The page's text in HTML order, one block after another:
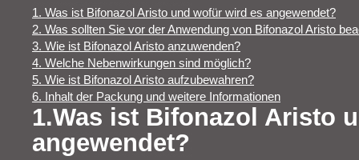
1. Was ist Bifonazol Aristo und wofür wird es angewendet?
2. Was sollten Sie vor der Anwendung von Bifonazol Aristo
3. Wie ist Bifonazol Aristo anzuwenden?
4. Welche Nebenwirkungen sind möglich?
5. Wie ist Bifonazol Aristo aufzubewahren?
6. Inhalt der Packung und weitere Informationen
1.Was ist Bifonazol Aristo
angewendet?